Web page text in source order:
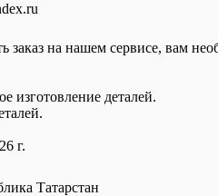
заказ на нашем сервисе, вам
изготовление деталей.
г.
Татарстан